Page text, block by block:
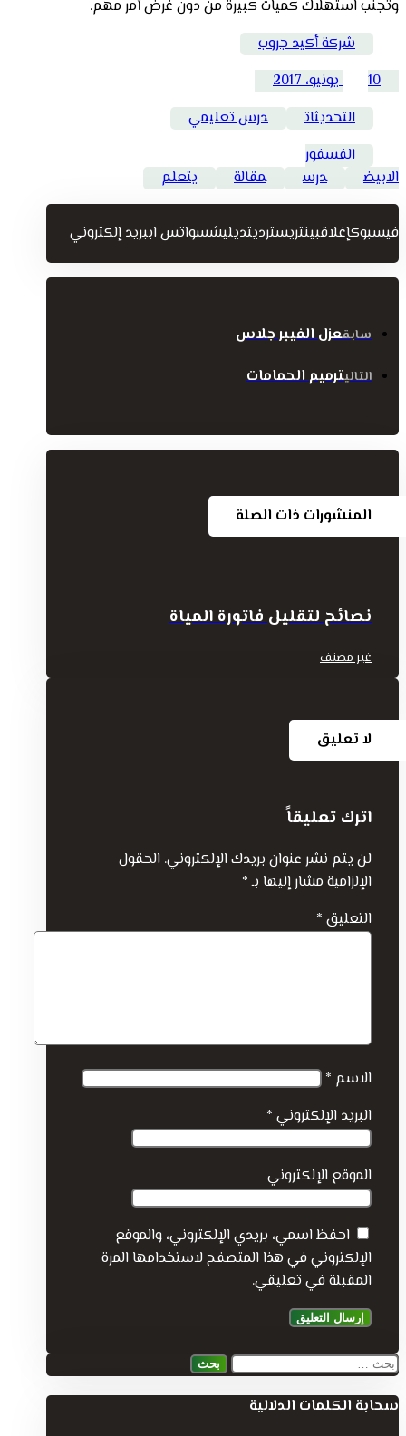
وتجنب استهلاك كميات كبيرة من دون غرض أمر مهم.
شركة أكيد جروب
10 يونيو، 2017
التحديثات
درس تعليمي
الفسفور
الابيض
درس مقالة يتعلم
فيسبوكإغلاقبينتريسترديتديليشسواتس اببريد إلكتروني
سابقعزل الفيبر جلاس
التاليترميم الحمامات
المنشورات ذات الصلة
نصائح لتقليل فاتورة المياة
غير مصنف
لا تعليق
اترك تعليقاً
لن يتم نشر عنوان بريدك الإلكتروني. الحقول
الإلزامية مشار إليها بـ*
التعليق *
الاسم *
البريد الإلكتروني *
الموقع الإلكتروني
احفظ اسمي، بريدي الإلكتروني، والموقع
الإلكتروني في هذا المتصفح لاستخدامها المرة
المقبلة في تعليقي.
البحث
سحابة الكلمات الدلالية